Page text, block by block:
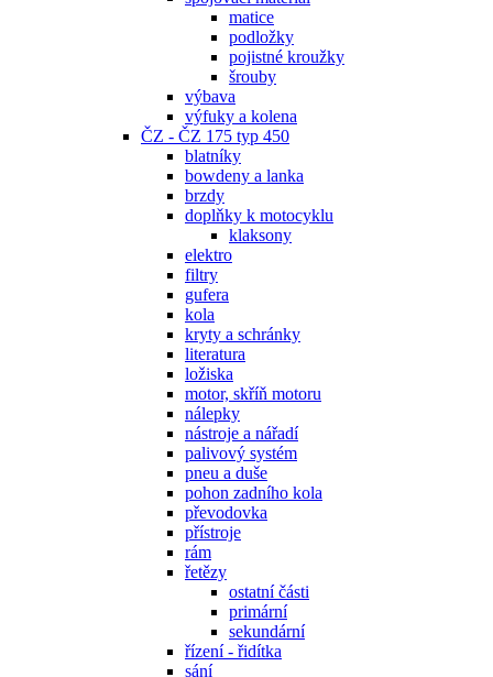
matice
podložky
pojistné kroužky
šrouby
výbava
výfuky a kolena
ČZ - ČZ 175 typ 450
blatníky
bowdeny a lanka
brzdy
doplňky k motocyklu
klaksony
elektro
filtry
gufera
kola
kryty a schránky
literatura
ložiska
motor, skříň motoru
nálepky
nástroje a nářadí
palivový systém
pneu a duše
pohon zadního kola
převodovka
přístroje
rám
řetězy
ostatní části
primární
sekundární
řízení - řidítka
sání